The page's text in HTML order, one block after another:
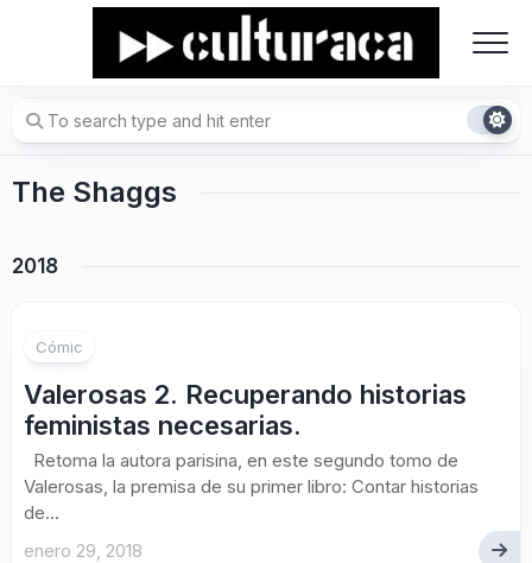
The Shaggs
2018
Cómic
Valerosas 2. Recuperando historias
feministas necesarias.
Retoma la autora parisina, en este segundo tomo de
Valerosas, la premisa de su primer libro: Contar historias
de...
enero 29, 2018